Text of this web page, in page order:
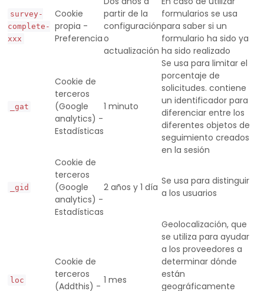
survey-
complete-
xxx
Cookie
propia -
Preferencia
partir de la
configuración
o
actualización
formularios se usa
para saber si un
formulario ha sido ya
ha sido realizado
_gat
Cookie de
terceros
(Google
analytics) -
Estadísticas
1 minuto
Se usa para limitar el
porcentaje de
solicitudes. contiene
un identificador para
diferenciar entre los
diferentes objetos de
seguimiento creados
en la sesión
_gid
Cookie de
terceros
(Google
analytics) -
Estadísticas
2 años y 1 día
Se usa para distinguir
a los usuarios
loc
Cookie de
terceros
(Addthis) -
1 mes
Geolocalización, que
se utiliza para ayudar
a los proveedores a
determinar dónde
están
geográficamente